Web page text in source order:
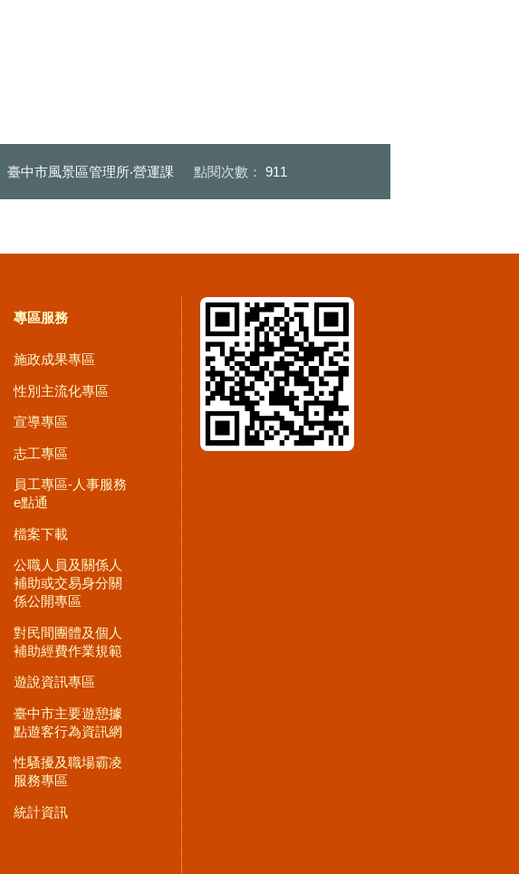
臺中市風景區管理所‧營運課 點閱次數： 911
專區服務
施政成果專區
性別主流化專區
宣導專區
志工專區
員工專區-人事服務
e點通
檔案下載
公職人員及關係人
補助或交易身分關
係公開專區
對民間團體及個人
補助經費作業規範
遊說資訊專區
臺中市主要遊憩據
點遊客行為資訊網
性騷擾及職場霸凌
服務專區
統計資訊